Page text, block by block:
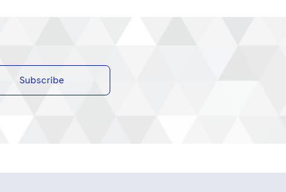
Subscribe